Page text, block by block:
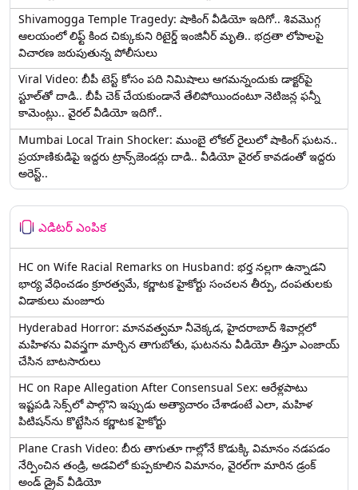
Shivamogga Temple Tragedy: షాకింగ్ వీడియో ఇదిగో.. శివమొగ్గ
ఆలయంలో లిఫ్ట్ కింద చిక్కుకుని రిటైర్డ్ ఇంజినీర్ మృతి.. భద్రతా లోపాలపై
విచారణ జరుపుతున్న పోలీసులు
Viral Video: బీపీ టెస్ట్‌ కోసం పది నిమిషాలు ఆగమన్నందుకు డాక్టర్‌పై
స్టూల్‌తో దాడి.. బీపీ చెక్ చేయకుండానే తేలిపోయిందంటూ నెటిజన్ల ఫన్నీ
కామెంట్లు.. వైరల్ వీడియో ఇదిగో..
Mumbai Local Train Shocker: ముంబై లోకల్ రైలులో షాకింగ్ ఘటన..
ప్రయాణికుడిపై ఇద్దరు ట్రాన్స్‌జెండర్లు దాడి.. వీడియో వైరల్ కావడంతో ఇద్దరు
అరెస్ట్..
ఎడిటర్ ఎంపిక
HC on Wife Racial Remarks on Husband: భర్త న‌ల్ల‌గా ఉన్నాడ‌ని
భార్య వేధించ‌డం క్రూర‌త్వ‌మే, కర్ణాటక హైకోర్టు సంచలన తీర్పు, దంపతులకు
విడాకులు మంజూరు
Hyderabad Horror: మానవత్వమా నీవెక్కడ, హైదరాబాద్ శివార్లలో
మహిళను వివస్త్రగా మార్చిన తాగుబోతు, ఘటనను వీడియో తీస్తూ ఎంజాయ్
చేసిన బాటసారులు
HC on Rape Allegation After Consensual Sex: ఆరేళ్లపాటు
ఇష్టపడి సెక్స్‌లో పాల్గొని ఇప్పుడు అత్యాచారం చేశాడంటే ఎలా, మహిళ
పిటిషన్‌ను కొట్టేసిన కర్ణాటక హైకోర్టు
Plane Crash Video: బీరు తాగుతూ గాల్లోనే కొడుక్కి విమానం నడపడం
నేర్పించిన తండ్రి, అడవిలో కుప్పకూలిన విమానం, వైరల్‌గా మారిన డ్రంక్‌
అండ్ డ్రైవ్ వీడియో